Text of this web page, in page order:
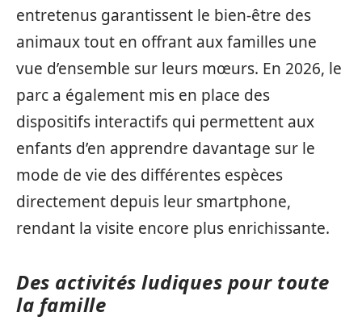
entretenus garantissent le bien-être des
animaux tout en offrant aux familles une
vue d’ensemble sur leurs mœurs. En 2026, le
parc a également mis en place des
dispositifs interactifs qui permettent aux
enfants d’en apprendre davantage sur le
mode de vie des différentes espèces
directement depuis leur smartphone,
rendant la visite encore plus enrichissante.
Des activités ludiques pour toute
la famille